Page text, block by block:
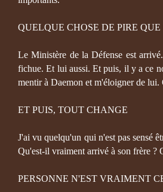
QUELQUE CHOSE DE PIRE
Le Ministère de la Défense est
fichue. Et lui aussi. Et puis, il y a ce
mentir à Daemon et m'éloigner de lui.
ET PUIS, TOUT CHANGE
J'ai vu quelqu'un qui n'est pas sensé
Qu'est-il vraiment arrivé à son frère ?
PERSONNE N'EST VRAIMENT